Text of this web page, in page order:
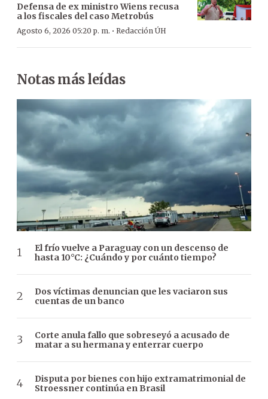
Defensa de ex ministro Wiens recusa
a los fiscales del caso Metrobús
Agosto 6, 2026 05:20 p. m. · Redacción ÚH
Notas más leídas
El frío vuelve a Paraguay con un descenso de
hasta 10°C: ¿Cuándo y por cuánto tiempo?
Dos víctimas denuncian que les vaciaron sus
cuentas de un banco
Corte anula fallo que sobreseyó a acusado de
matar a su hermana y enterrar cuerpo
Disputa por bienes con hijo extramatrimonial de
Stroessner continúa en Brasil